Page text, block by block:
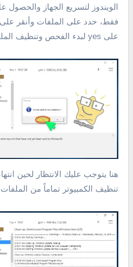
الويندوز لتسريع الجهاز
على yes لبدء الفحص وتنظيف الملفات .
هنا يتوجب عليك الانتظار لحين
تنظيف الكمبيوتر تماماً من